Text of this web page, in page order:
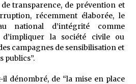
transparence, de prévention et
récemment élaborée, le
national d’intégrité comme
la société civile ou
campagnes de sensibilisation et
publics”.
il dénombré, de “la mise en place